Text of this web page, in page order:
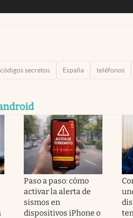
códigos secretos España teléfonos
Paso a paso: cómo
activar la alerta de
sismos en
dispositivos iPhone o